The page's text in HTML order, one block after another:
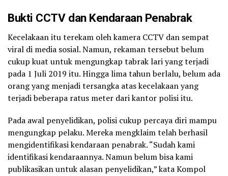
Bukti CCTV dan Kendaraan Penabrak
Kecelakaan itu terekam oleh kamera CCTV dan sempat
viral di media sosial. Namun, rekaman tersebut belum
cukup kuat untuk mengungkap tabrak lari yang terjadi
pada 1 Juli 2019 itu. Hingga lima tahun berlalu, belum ada
orang yang menjadi tersangka atas kecelakaan yang
terjadi beberapa ratus meter dari kantor polisi itu.
Pada awal penyelidikan, polisi cukup percaya diri mampu
mengungkap pelaku. Mereka mengklaim telah berhasil
mengidentifikasi kendaraan penabrak. “Sudah kami
identifikasi kendaraannya. Namun belum bisa kami
publikasikan untuk alasan penyelidikan,” kata Kompol